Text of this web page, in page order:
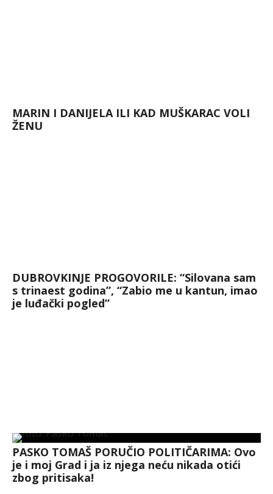
MARIN I DANIJELA ILI KAD MUŠKARAC VOLI
ŽENU
DUBROVKINJE PROGOVORILE: “Silovana sam
s trinaest godina”, “Zabio me u kantun, imao
je luđački pogled”
PASKO TOMAŠ PORUČIO POLITIČARIMA: Ovo
je i moj Grad i ja iz njega neću nikada otići
zbog pritisaka!